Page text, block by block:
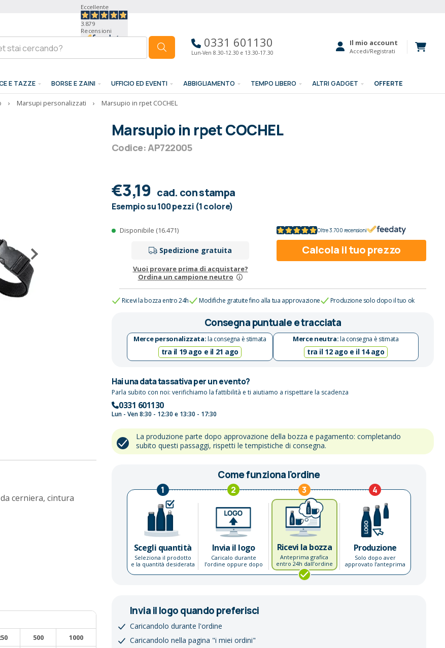
Eccellente
3.879
Recensioni
0331 601130
Lun-Ven 8.30-12.30 e 13.30-17.30
Il mio account
Accedi/Registrati
E TAZZE BORSE E ZAINI UFFICIO ED EVENTI ABBIGLIAMENTO TEMPO LIBERO ALTRI GADGET OFFERTE
› Marsupi personalizzati › Marsupio in rpet COCHEL
cerniera, cintura
Marsupio in rpet COCHEL
Codice: AP722005
€3,19 cad. con stampa
Esempio su 100 pezzi (1 colore)
Disponibile (16.471)
Spedizione gratuita
Vuoi provare prima di acquistare?
Ordina un campione neutro
Oltre 3.700 recensioni
Calcola il tuo prezzo
Ricevi la bozza entro 24h Modifiche gratuite fino alla tua approvazione Produzione solo dopo il tuo ok
Consegna puntuale e tracciata
Merce personalizzata:la consegna è stimata
tra il 19 ago e il 21 ago
Merce neutra:la consegna è stimata
tra il 12 ago e il 14 ago
Hai una data tassativa per un evento?
Parla subito con noi: verifichiamo la fattibilità e ti aiutiamo a rispettare la scadenza
0331 601130
Lun - Ven 8:30 - 12:30 e 13:30 - 17:30
La produzione parte dopo approvazione della bozza e pagamento: completando
subito questi passaggi, rispetti le tempistiche di consegna.
Come funziona l'ordine
1
Scegli quantità
Seleziona il prodotto
e la quantità desiderata
2
Invia il logo
Caricalo durante
l’ordine oppure dopo
3
Ricevi la bozza
Anteprima grafica
entro 24h dall’ordine
4
Produzione
Solo dopo aver
approvato l’anteprima
500
1000
Invia il logo quando preferisci
Caricandolo durante l'ordine
Caricandolo nella pagina "i miei ordini"